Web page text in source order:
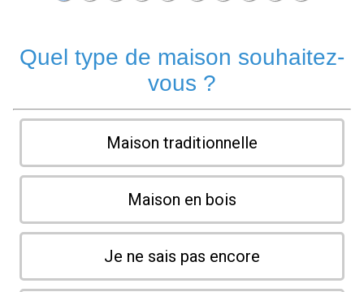
Quel type de maison souhaitez-
vous ?
Maison traditionnelle
Maison en bois
Je ne sais pas encore